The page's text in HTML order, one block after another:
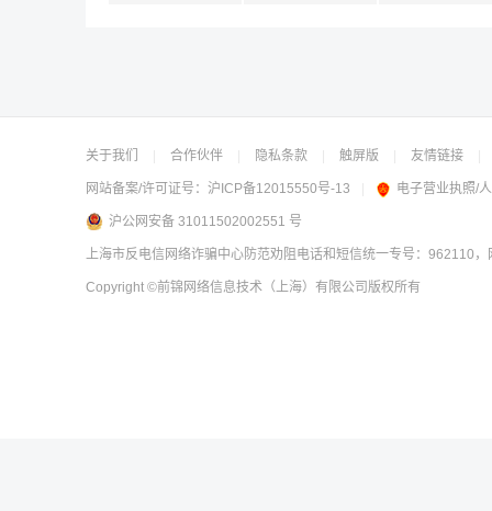
关于我们 合作伙伴 隐私条款 触屏版 友情链接
网站备案/许可证号： 沪ICP备12015550号-13 电子营业执照/
沪公网安备 31011502002551 号
上海市反电信网络诈骗中心防范劝阻电话和短信统一专号：962110
Copyright ©前锦网络信息技术（上海）有限公司 版权所有